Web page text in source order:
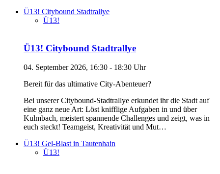
Ü13! Citybound Stadtrallye
Ü13!
Ü13! Citybound Stadtrallye
04. September 2026, 16:30 - 18:30 Uhr
Bereit für das ultimative City-Abenteuer?
Bei unserer Citybound-Stadtrallye erkundet ihr die Stadt auf
eine ganz neue Art: Löst knifflige Aufgaben in und über
Kulmbach, meistert spannende Challenges und zeigt, was in
euch steckt! Teamgeist, Kreativität und Mut…
Ü13! Gel-Blast in Tautenhain
Ü13!